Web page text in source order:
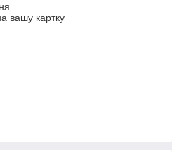
вашу картку